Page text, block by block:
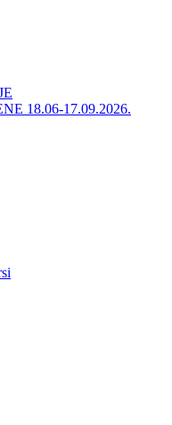
18.06-17.09.2026.